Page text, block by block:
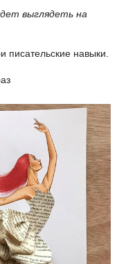
выглядеть на
писательские навыки.